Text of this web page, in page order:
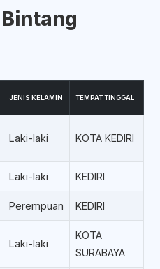
JENIS KELAMIN TEMPAT TINGGAL
Laki-laki KOTA KEDIRI
Laki-laki KEDIRI
Perempuan KEDIRI
Laki-laki
KOTA
SURABAYA